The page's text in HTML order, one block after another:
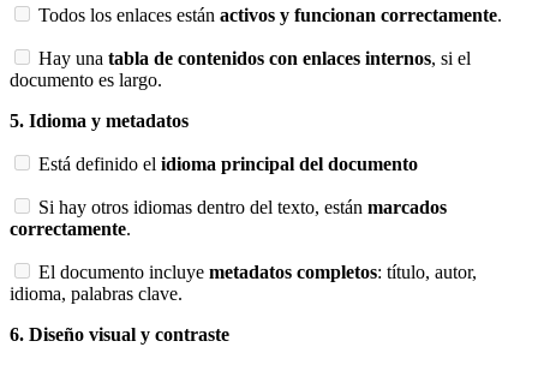
Todos los enlaces están activos y funcionan correctamente.
Hay una tabla de contenidos con enlaces internos, si el
documento es largo.
5. Idioma y metadatos
Está definido el idioma principal del documento
Si hay otros idiomas dentro del texto, están marcados
correctamente.
El documento incluye metadatos completos: título, autor,
idioma, palabras clave.
6. Diseño visual y contraste